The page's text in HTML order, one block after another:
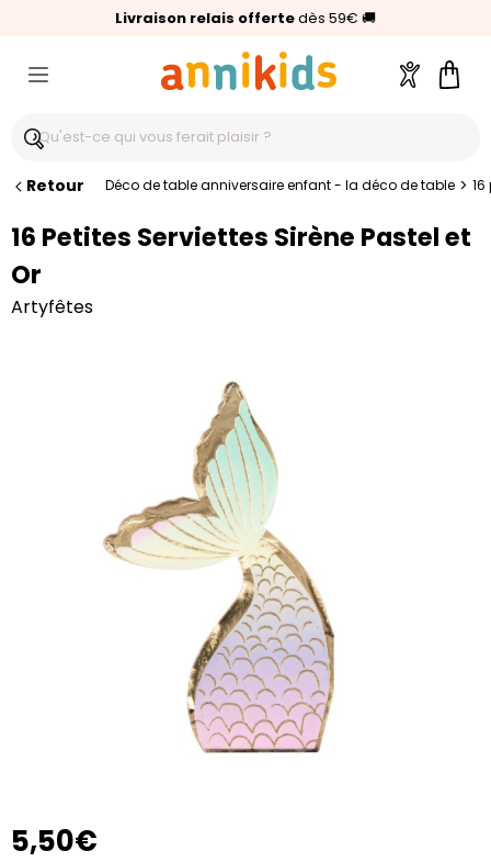
Livraison relais offertedès 59€ 🚚
🥇Palmarès Capital 2025 :Annikids N°1
⭐⭐⭐⭐⭐4,6/5(24 000 avis clients)
Compte
Retour Déco de table anniversaire enfant - la déco de table >
16 Petites Serviettes Sirène Pastel et
Or
Artyfêtes
5,50€